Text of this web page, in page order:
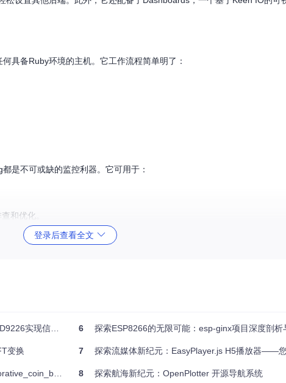
具备Ruby环境的主机。它工作流程简单明了：
是不可或缺的监控利器。它可用于：
和优化。
属性以及多种部署选项。
用户，还可申请额外优惠。
登录后查看全文
采集与FFT变换
变换
项目深度解析
6 探索ESP8266的无限可能：esp-ginx项目深度剖析
7 探索流媒体新纪元：EasyPlayer.js H5播放器——您的视
8 探索航海新纪元：OpenPlotter 开源导航系统